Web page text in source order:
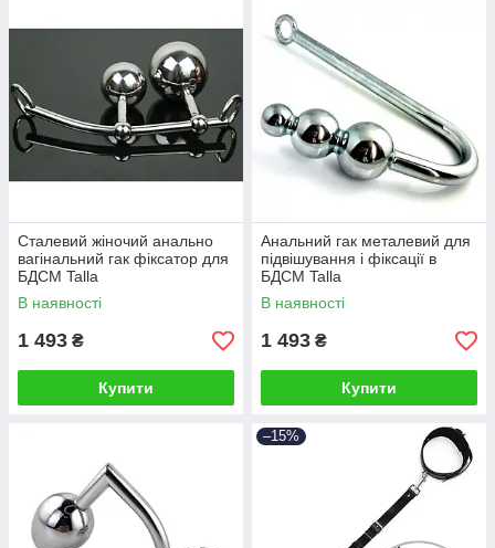
Сталевий жіночий анально
вагінальний гак фіксатор для
БДСМ Talla
В наявності
1 493 ₴
Купити
Анальний гак металевий для
підвішування і фіксації в
БДСМ Talla
В наявності
1 493 ₴
Купити
–15%